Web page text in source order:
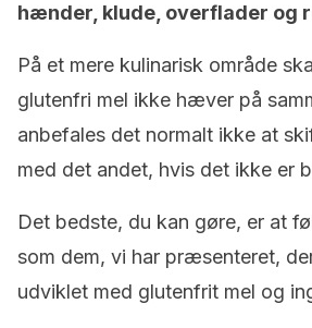
hænder, klude, overflader og
På et mere kulinarisk område
glutenfri mel ikke hæver på
anbefales det normalt ikke at
med det andet, hvis det ikke er
Det bedste, du kan gøre, er at
som dem, vi har præsenteret,
udviklet med glutenfrit mel og